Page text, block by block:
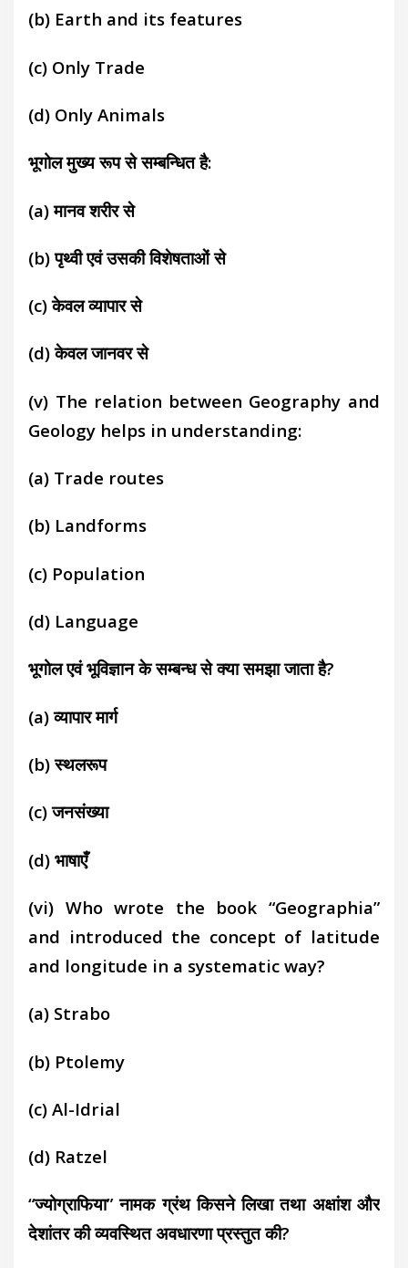
(b) Earth and its features
(c) Only Trade
(d) Only Animals
भूगोल मुख्य रूप से सम्बन्धित है:
(a)मानव शरीर से
(b)पृथ्वी एवं उसकी विशेषताओं से
(c)केवल व्यापार से
(d)केवल जानवर से
(v) The relation between Geography and
Geology helps in understanding:
(a) Trade routes
(b) Landforms
(c) Population
(d) Language
भूगोल एवं भूविज्ञान के सम्बन्ध से क्या समझा जाता है?
(a) व्यापार मार्ग
(b)स्थलरूप
(c) जनसंख्या
(d) भाषाएँ
(vi) Who wrote the book “Geographia”
and introduced the concept of latitude
and longitude in a systematic way?
(a) Strabo
(b) Ptolemy
(c) Al-Idrial
(d) Ratzel
“ज्योग्राफिया” नामक ग्रंथ किसने लिखा तथा अक्षांश और
देशांतर की व्यवस्थित अवधारणा प्रस्तुत की?